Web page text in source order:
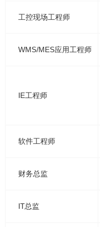
工控现场工程师
WMS/MES应用工程师
IE工程师
软件工程师
财务总监
IT总监